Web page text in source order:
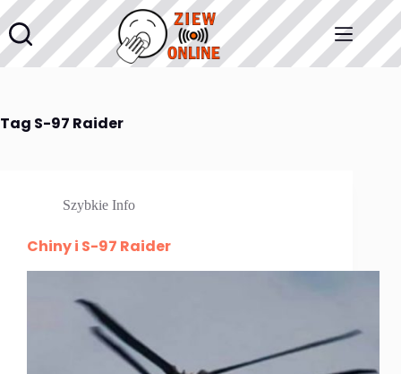
Przejdź
do
treści
Tag S-97 Raider
Szybkie Info
Chiny i S-97 Raider